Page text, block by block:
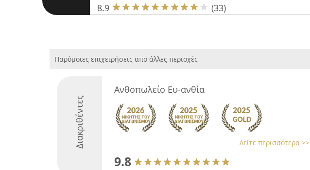
8.9 (33)
Παρόμοιες επιχειρήσεις απο άλλες περιοχές
Διακριθέντες
Ανθοπωλείο Ευ-ανθία
Δείτε περισσότερα >>
9.8